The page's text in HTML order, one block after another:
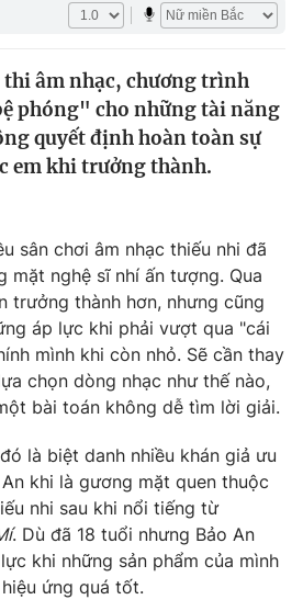
lai
thi âm nhạc, chương trình
phóng" cho những tài năng
quyết định hoàn toàn sự
em khi trưởng thành.
sân chơi âm nhạc thiếu nhi đã
mặt nghệ sĩ nhí ấn tượng. Qua
trưởng thành hơn, nhưng cũng
áp lực khi phải vượt qua "cái
mình khi còn nhỏ. Sẽ cần thay
chọn dòng nhạc như thế nào,
bài toán không dễ tìm lời giải.
là biệt danh nhiều khán giả ưu
khi là gương mặt quen thuộc
nhi sau khi nổi tiếng từ
. Dù đã 18 tuổi nhưng Bảo An
khi những sản phẩm của mình
ứng quá tốt.